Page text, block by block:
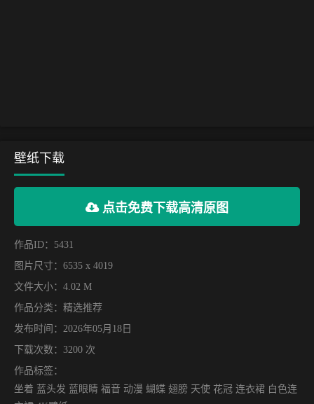
壁纸下载
点击免费下载高清原图
作品ID：5431
图片尺寸：6535 x 4019
文件大小：4.02 M
作品分类： 精选推荐
发布时间：2026年05月18日
下载次数：3200 次
作品标签：
坐着 蓝头发 蓝眼睛 福音 动漫 蝴蝶 翅膀 天使 花冠 连衣裙 白色连